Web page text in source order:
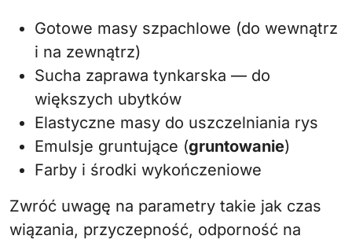
Gotowe masy szpachlowe (do wewnątrz
i na zewnątrz)
Sucha zaprawa tynkarska — do
większych ubytków
Elastyczne masy do uszczelniania rys
Emulsje gruntujące (gruntowanie)
Farby i środki wykończeniowe
Zwróć uwagę na parametry takie jak czas
wiązania, przyczepność, odporność na